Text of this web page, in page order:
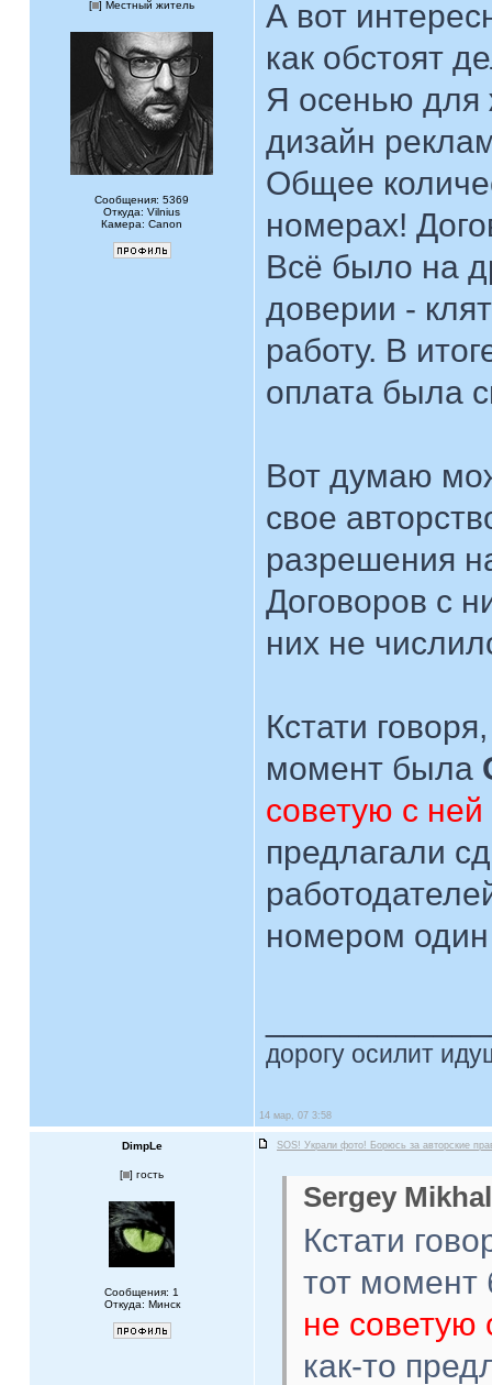
[ ] Местный житель
Сообщения: 5369
Откуда: Vilnius
Камера: Canon
А вот
как обстоят
Я осенью
дизайн
Общее
номерах!
Всё было на
доверии -
работу. В
оплата была
Вот думаю
свое
разрешения
Договоров с
них не
Кстати
момент была
советую с
предлагали
номером один
дорогу осилит
14 мар, 07 3:58
DimpLe SOS! Украли фото! Борюсь за авторские
[ ] гость
Сообщения: 1
Откуда: Минск
Sergey
Кстати
тот
не советую
как-то